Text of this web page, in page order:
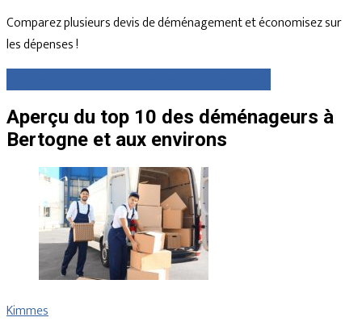
Comparez plusieurs devis de déménagement et économisez sur
les dépenses !
Aperçu du top 10 des déménageurs à
Bertogne et aux environs
Kimmes